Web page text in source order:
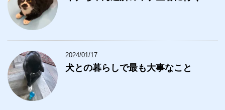
2024/01/17
犬との暮らしで最も大事なこと